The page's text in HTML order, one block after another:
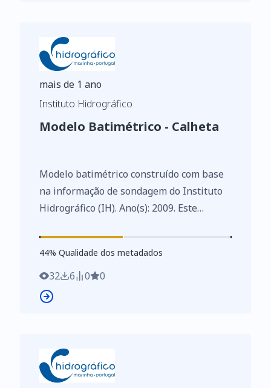
mais de 1 ano
Instituto Hidrográfico
Modelo Batimétrico - Calheta
Modelo batimétrico construído com base
na informação de sondagem do Instituto
Hidrográfico (IH). Ano(s): 2009. Este
de Dados de Elevado Valor/HVD
identificados de acordo com o
Regulamento de Execução n.º 2023/138 da
Diretiva (UE) 2019/1024, relativa aos
44%
44% Qualidade dos metadados
32 6 0 0